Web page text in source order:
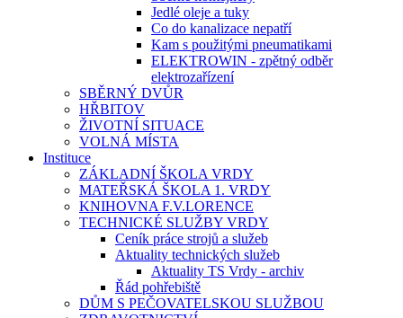
Jedlé oleje a tuky
Co do kanalizace nepatří
Kam s použitými pneumatikami
ELEKTROWIN - zpětný odběr
elektrozařízení
SBĚRNÝ DVŮR
HŘBITOV
ŽIVOTNÍ SITUACE
VOLNÁ MÍSTA
Instituce
ZÁKLADNÍ ŠKOLA VRDY
MATEŘSKÁ ŠKOLA 1. VRDY
KNIHOVNA F.V.LORENCE
TECHNICKÉ SLUŽBY VRDY
Ceník práce strojů a služeb
Aktuality technických služeb
Aktuality TS Vrdy - archiv
Řád pohřebiště
DŮM S PEČOVATELSKOU SLUŽBOU